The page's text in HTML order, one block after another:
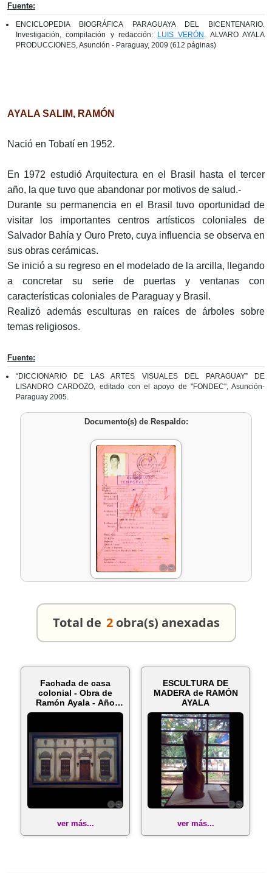
Fuente:
ENCICLOPEDIA BIOGRÁFICA PARAGUAYA DEL BICENTENARIO.
Investigación, compilación y redacción:
LUIS VERÓN . ALVARO AYALA
PRODUCCIONES, Asunción - Paraguay, 2009 (612 páginas)
AYALA SALIM, RAMÓN
Nació en Tobatí en 1952.
En 1972 estudió Arquitectura en el Brasil hasta el tercer
año, la que tuvo que abandonar por motivos de salud.-
Durante su permanencia en el Brasil tuvo oportunidad de
visitar los importantes centros artísticos coloniales de
Salvador Bahía y Ouro Preto, cuya influencia se observa en
sus obras cerámicas.
Se inició a su regreso en el modelado de la arcilla, llegando
a concretar su serie de puertas y ventanas con
características coloniales de Paraguay y Brasil.
Realizó además esculturas en raíces de árboles sobre
temas religiosos.
Fuente:
“DICCIONARIO DE LAS ARTES VISUALES DEL PARAGUAY” DE
LISANDRO CARDOZO, editado con el apoyo de "FONDEC", Asunción-
Paraguay 2005.
Documento(s) de Respaldo:
Total de 2 obra(s) anexadas
Fachada de casa
colonial - Obra de
Ramón Ayala - Año
2002
ver más...
ESCULTURA DE
MADERA de RAMÓN
AYALA
ver más...